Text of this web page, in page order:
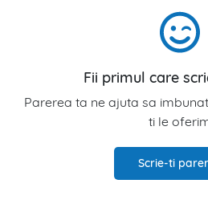
Fii primul care
Parerea ta ne ajuta sa
ti le
Scrie-ti